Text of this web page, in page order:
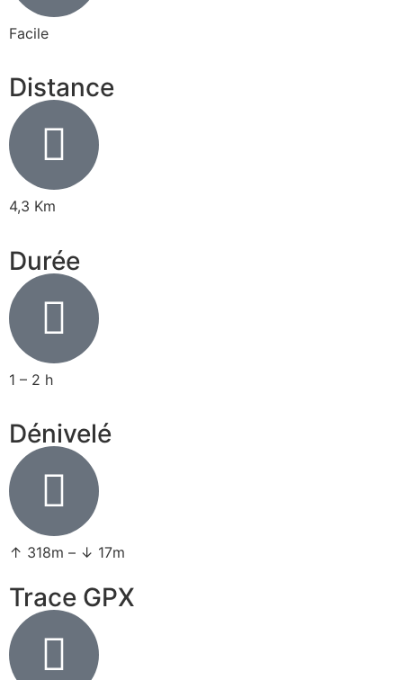
Facile
Distance
4,3 Km
Durée
1 – 2 h
Dénivelé
↑ 318m – ↓ 17m
Trace GPX